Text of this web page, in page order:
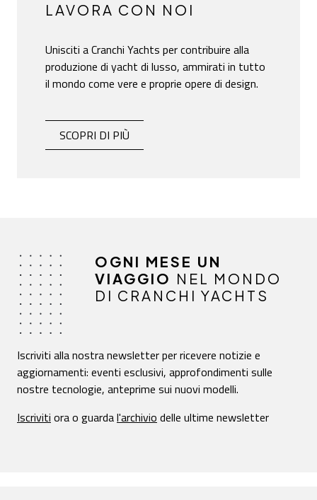
LAVORA CON NOI
Unisciti a Cranchi Yachts per contribuire alla
produzione di yacht di lusso, ammirati in tutto
il mondo come vere e proprie opere di design.
LAVORA CON NOI
SCOPRI DI PIÙ
OGNI MESE UN
VIAGGIO NEL MONDO
DI CRANCHI YACHTS
Iscriviti alla nostra newsletter per ricevere notizie e
aggiornamenti: eventi esclusivi, approfondimenti sulle
nostre tecnologie, anteprime sui nuovi modelli.
Iscriviti ora o guardal'archivio delle ultime newsletter